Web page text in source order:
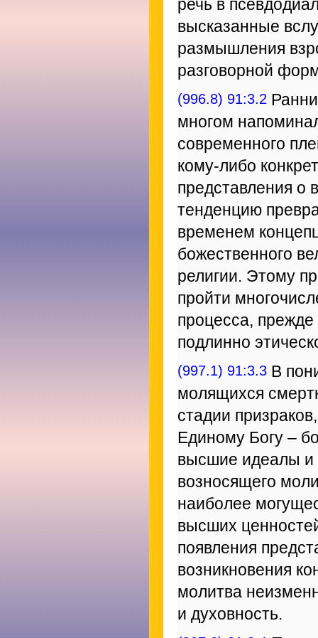
речь в
высказанные
размышления
разговорной
(996.8) 91:3.2
многом
современного
кому-либо
представления о
тенденцию
временем
божественного
религии. Этому
пройти
процесса,
подлинно
(997.1) 91:3.3 В
молящихся
стадии
Единому Богу –
высшие идеалы
возносящего
наиболее
высших
появления
возникновения
молитва
и духовность.